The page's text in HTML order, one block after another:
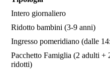
Intero giornaliero
Ridotto bambini (3-9 anni)
Ingresso pomeridiano (dalle
Pacchetto Famiglia (2 adulti +
ridotti)